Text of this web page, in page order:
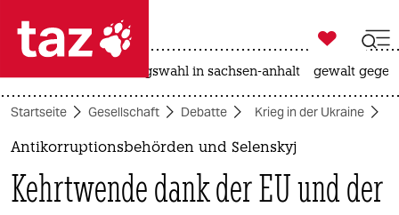
 taz zahl ich
taz zahl ich
politik

taz zahl ich
landtagswahl in sachsen-anhalt gewalt
Startseite Gesellschaft Debatte Krieg in der Ukraine
Antikorruptionsbehörden und Selenskyj
Kehrtwende dank der EU und der